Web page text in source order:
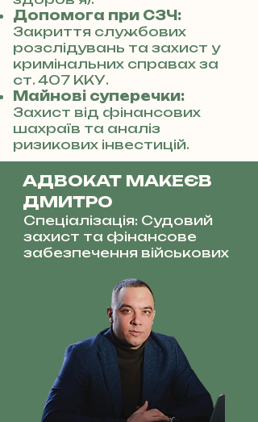
Допомога при СЗЧ:
Закриття службових
розслідувань та захист у
кримінальних справах за
ст. 407 ККУ.
Майнові суперечки:
Захист від фінансових
шахраїв та аналіз
ризикових інвестицій.
АДВОКАТ МАКЕЄВ
ДМИТРО
Спеціалізація: Судовий
захист та фінансове
забезпечення військових